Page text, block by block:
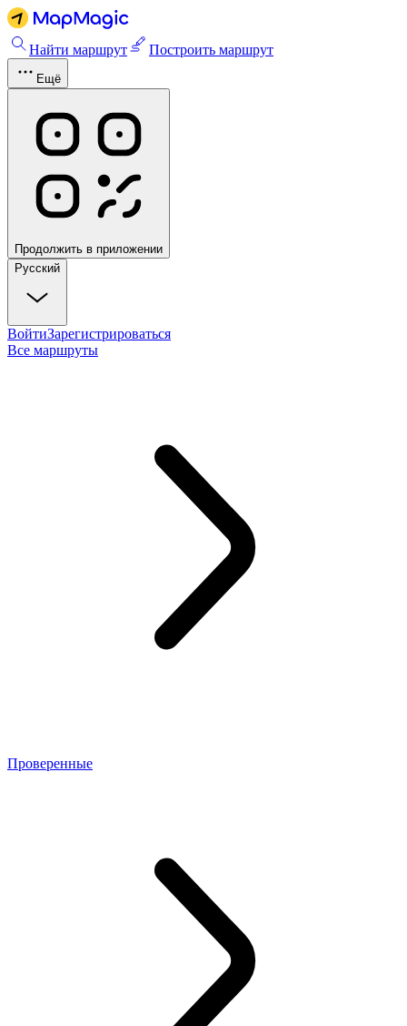
Найти маршрут Построить маршрут
Ещё
Продолжить в приложении
Русский
ВойтиЗарегистрироваться
Все маршруты
Проверенные